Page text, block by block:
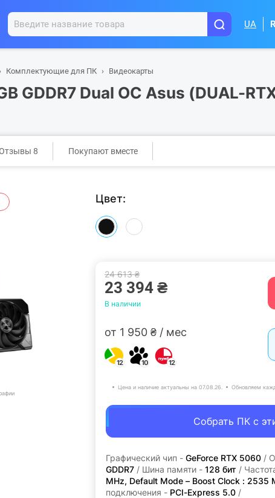
UA
Комплектующие для ПК Видеокарты
GDDR7 Dual OC Asus (DUAL-
8 Покупают вместе
Цвет:
24 613 ₴
23 394 ₴
В наличии
от 1 950 ₴ / мес
12 10 12
Цена и наличие актуальны на 07.08.26. Обновляем
Собрать ПК с
Графический чип - GeForce RTX 5060 /
GDDR7 / Шина памяти - 128 бит /
MHz, Default Mode – Boost Clock : 2535
подключения - PCI-Express 5.0 /